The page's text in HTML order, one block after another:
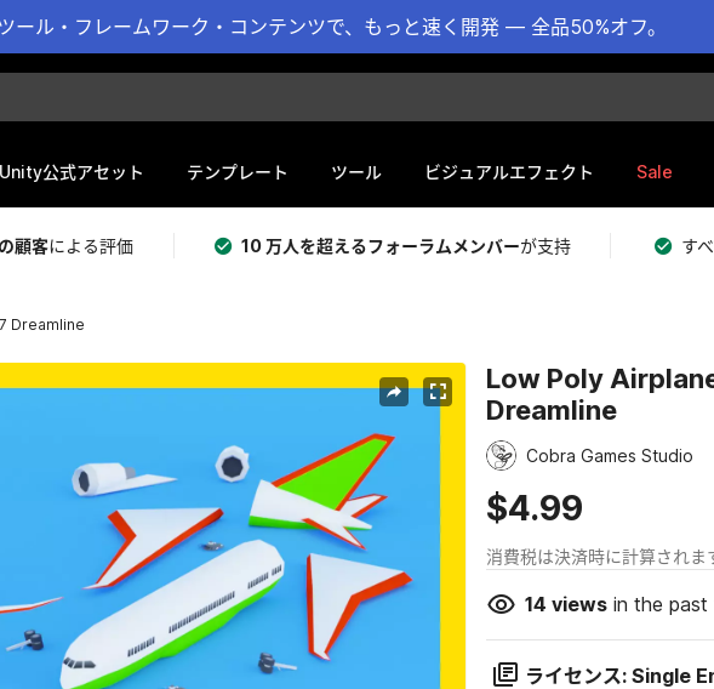
ール・フレームワーク・コンテンツで、もっと速く開発 — 全品50%オフ。
Unity公式アセット テンプレート ツール ビジュアルエフェクト Sale
顧客による評価 10 万人を超えるフォーラムメンバーが支持 す
Dreamline
Low Poly
Dreamline
Cobra Games Studio
$4.99
消費税は決済時に計算されま
14 viewsin the past
ライセンス: Single